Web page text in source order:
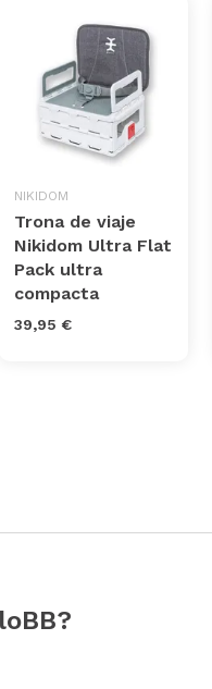
NIKIDOM
Trona de viaje
Nikidom Ultra Flat
Pack ultra
compacta
39,95 €